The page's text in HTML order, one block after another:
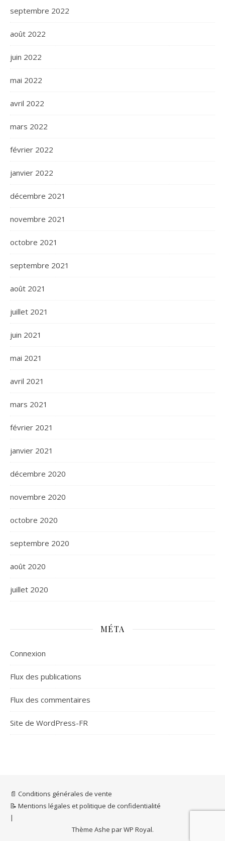
septembre 2022
août 2022
juin 2022
mai 2022
avril 2022
mars 2022
février 2022
janvier 2022
décembre 2021
novembre 2021
octobre 2021
septembre 2021
août 2021
juillet 2021
juin 2021
mai 2021
avril 2021
mars 2021
février 2021
janvier 2021
décembre 2020
novembre 2020
octobre 2020
septembre 2020
août 2020
juillet 2020
MÉTA
Connexion
Flux des publications
Flux des commentaires
Site de WordPress-FR
📄 Conditions générales de vente
📝 Mentions légales et politique de confidentialité
Thème Ashe parWP Royal.